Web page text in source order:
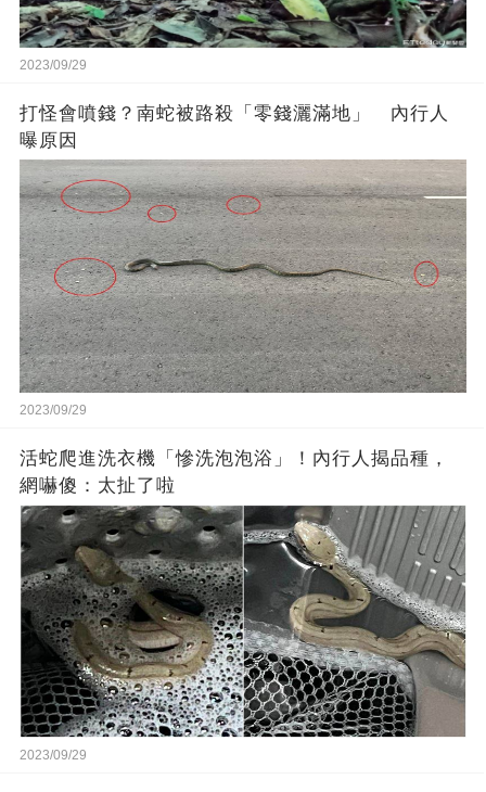
2023/09/29
打怪會噴錢？南蛇被路殺「零錢灑滿地」 內行人
曝原因
2023/09/29
活蛇爬進洗衣機「慘洗泡泡浴」！內行人揭品種，
網嚇傻：太扯了啦
2023/09/29